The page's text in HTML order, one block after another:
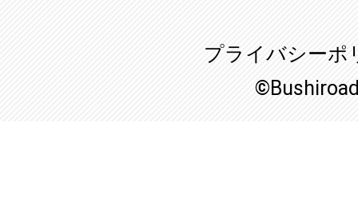
プライバシーポ